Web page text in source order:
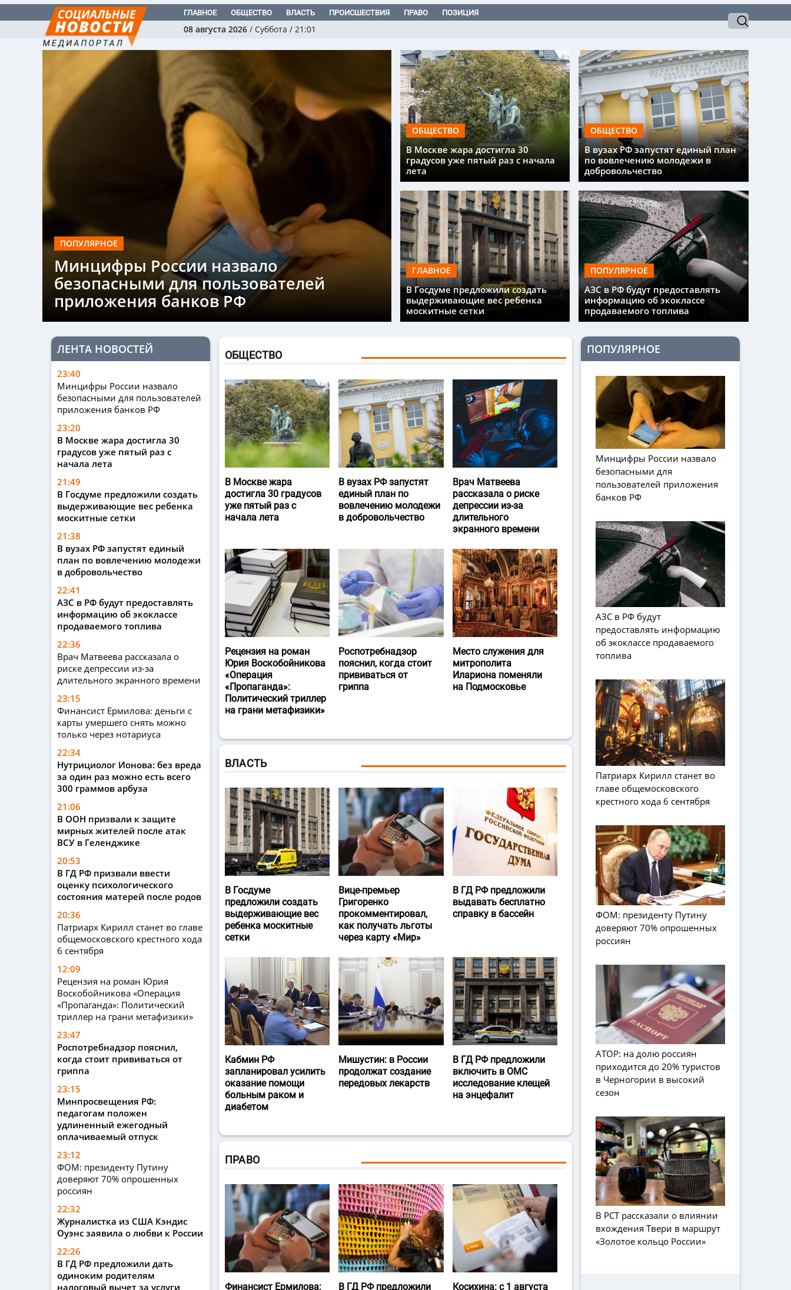
ГЛАВНОЕ ОБЩЕСТВО ВЛАСТЬ ПРОИСШЕСТВИЯ ПРАВО ПОЗИЦИЯ
08 августа 2026 / Суббота / 21:01
ПОПУЛЯРНОЕ
Минцифры России назвало
безопасными для пользователей
приложения банков РФ
ОБЩЕСТВО
В Москве жара достигла 30
градусов уже пятый раз с начала
лета
ГЛАВНОЕ
В Госдуме предложили создать
выдерживающие вес ребенка
москитные сетки
ОБЩЕСТВО
В вузах РФ запустят единый план
по вовлечению молодежи в
добровольчество
ПОПУЛЯРНОЕ
АЗС в РФ будут предоставлять
информацию об экоклассе
продаваемого топлива
ЛЕНТА НОВОСТЕЙ
23:40
Минцифры России назвало
безопасными для пользователей
приложения банков РФ
23:20
В Москве жара достигла 30
градусов уже пятый раз с
начала лета
21:49
В Госдуме предложили создать
выдерживающие вес ребенка
москитные сетки
21:38
В вузах РФ запустят единый
план по вовлечению молодежи
в добровольчество
22:41
АЗС в РФ будут предоставлять
информацию об экоклассе
продаваемого топлива
22:36
Врач Матвеева рассказала о
риске депрессии из-за
длительного экранного времени
23:15
Финансист Ермилова: деньги с
карты умершего снять можно
только через нотариуса
22:34
Нутрициолог Ионова: без вреда
за один раз можно есть всего
300 граммов арбуза
21:06
В ООН призвали к защите
мирных жителей после атак
ВСУ в Геленджике
20:53
В ГД РФ призвали ввести
оценку психологического
состояния матерей после родов
20:36
Патриарх Кирилл станет во главе
общемосковского крестного хода
6 сентября
12:09
Рецензия на роман Юрия
Воскобойникова «Операция
«Пропаганда»: Политический
триллер на грани метафизики»
23:47
Роспотребнадзор пояснил,
когда стоит прививаться от
гриппа
23:15
Минпросвещения РФ:
педагогам положен
удлиненный ежегодный
оплачиваемый отпуск
23:12
ФОМ: президенту Путину
доверяют 70% опрошенных
россиян
22:32
Журналистка из США Кэндис
Оуэнс заявила о любви к России
22:26
В ГД РФ предложили дать
одиноким родителям
налоговый вычет за услуги
ОБЩЕСТВО
В Москве жара
достигла 30 градусов
уже пятый раз с
начала лета
В вузах РФ запустят
единый план по
вовлечению молодежи
в добровольчество
Врач Матвеева
рассказала о риске
депрессии из-за
длительного
экранного времени
Рецензия на роман
Юрия Воскобойникова
«Операция
«Пропаганда»:
Политический триллер
на грани метафизики»
Роспотребнадзор
пояснил, когда стоит
прививаться от
гриппа
Место служения для
митрополита
Илариона поменяли
на Подмосковье
ВЛАСТЬ
В Госдуме
предложили создать
выдерживающие вес
ребенка москитные
сетки
Вице-премьер
Григоренко
прокомментировал,
как получать льготы
через карту «Мир»
В ГД РФ предложили
выдавать бесплатно
справку в бассейн
Кабмин РФ
запланировал усилить
оказание помощи
больным раком и
диабетом
Мишустин: в России
продолжат создание
передовых лекарств
В ГД РФ предложили
включить в ОМС
исследование клещей
на энцефалит
ПРАВО
Финансист Ермилова:
В ГД РФ предложили
Косихина: с 1 августа
ПОПУЛЯРНОЕ
Минцифры России назвало
безопасными для
пользователей приложения
банков РФ
АЗС в РФ будут
предоставлять информацию
об экоклассе продаваемого
топлива
Патриарх Кирилл станет во
главе общемосковского
крестного хода 6 сентября
ФОМ: президенту Путину
доверяют 70% опрошенных
россиян
АТОР: на долю россиян
приходится до 20% туристов
в Черногории в высокий
сезон
В РСТ рассказали о влиянии
вхождения Твери в маршрут
«Золотое кольцо России»